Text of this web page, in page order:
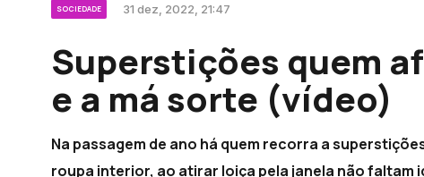
SOCIEDADE 31 dez, 2022, 21:47
Superstições quem
e a má sorte (vídeo)
Na passagem de ano há quem recorra a
roupa interior, ao atirar loiça pela janela não faltam